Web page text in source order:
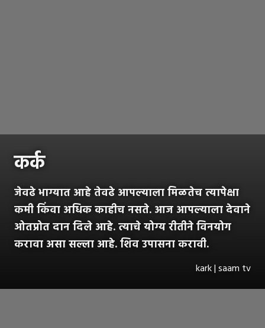
कर्क
जेवढे भाग्यात आहे तेवढे आपल्याला मिळतेच त्यापेक्षा
कमी किंवा अधिक काहीच नसते. आज आपल्याला देवाने
ओतप्रोत दान दिले आहे. त्याचे योग्य रीतीने विनयोग
करावा असा सल्ला आहे. शिव उपासना करावी.
kark | saam tv